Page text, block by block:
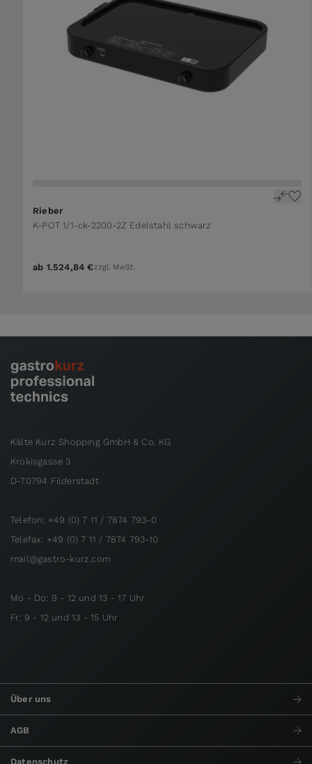
Rieber
K-POT 1/1-ck-2200-2Z Edelstahl schwarz
ab 1.524,84 €zzgl. MwSt.
Kälte Kurz Shopping GmbH & Co. KG
Krokisgasse 3
D-70794 Filderstadt
Telefon: +49 (0) 7 11 / 7874 793-0
Telefax: +49 (0) 7 11 / 7874 793-10
mail@gastro-kurz.com
Mo - Do: 9 - 12 und 13 - 17 Uhr
Fr: 9 - 12 und 13 - 15 Uhr
Über uns
AGB
Datenschutz